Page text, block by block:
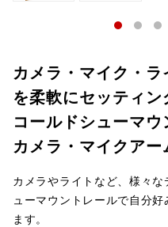
カメラ・マイク・
を柔軟にセッティン
コールドシューマ
カメラ・マイクアー
カメラやライトなど、様々
ューマウントレールで自分
ます。